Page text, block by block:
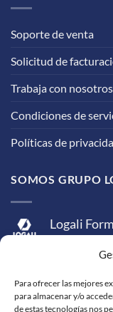
Para ofrecer las mejores
para almacenar y/o
de estas tecnologías nos
Soporte de venta
Solicitud de
Trabaja con nosotros
Condiciones de
Políticas de
SOMOS GRUPO
Logali
Logali
Logali